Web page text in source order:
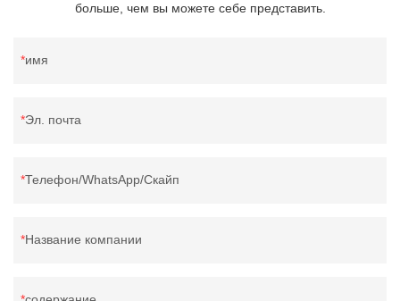
больше, чем вы можете себе представить.
имя
Эл. почта
Телефон/WhatsApp/Скайп
Название компании